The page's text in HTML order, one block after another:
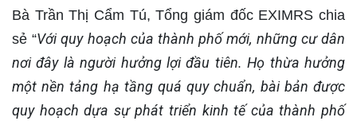
Bà Trần Thị Cẩm Tú, Tổng giám đốc EXIMRS chia
sẻ “Với quy hoạch của thành phố mới, những cư dân
nơi đây là người hưởng lợi đầu tiên. Họ thừa hưởng
một nền tảng hạ tầng quá quy chuẩn, bài bản được
quy hoạch dựa sự phát triển kinh tế của thành phố